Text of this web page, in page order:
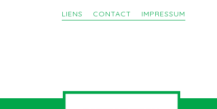
LIENS CONTACT IMPRESSUM